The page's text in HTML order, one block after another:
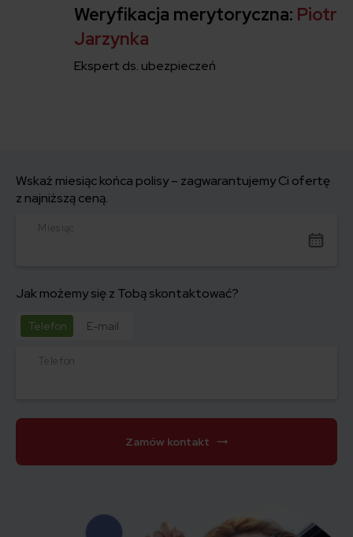
Weryfikacja merytoryczna: Piotr
Jarzynka
Ekspert ds. ubezpieczeń
Wskaż miesiąc końca polisy – zagwarantujemy Ci ofertę
z najniższą ceną.
Miesiąc
Jak możemy się z Tobą skontaktować?
Telefon E-mail
Telefon
Zamów kontakt